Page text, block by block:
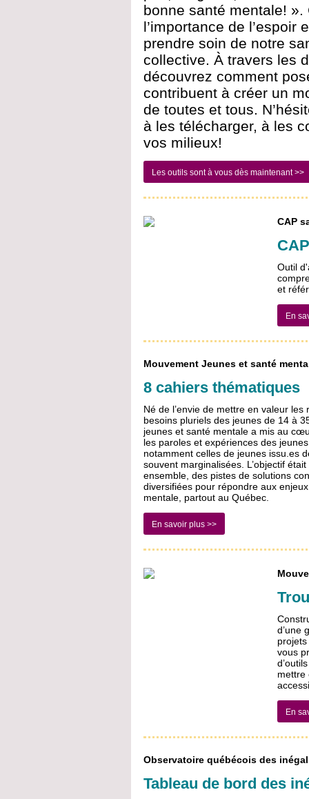
bonne santé mentale! ».
l’importance de l’espoir
prendre soin de notre
collective. À travers les
découvrez comment
contribuent à créer un
de toutes et tous.
à les télécharger, à les
vos milieux!
Les outils sont à vous dès maintenant >>
CAP
Outil
et
En
Mouvement Jeunes et santé
8 cahiers thématiques
Né de l’envie de mettre en valeur les
besoins pluriels des jeunes de 14 à
jeunes et santé mentale a mis au
les paroles et expériences des
notamment celles de jeunes issu.es
souvent marginalisées. L’objectif
ensemble, des pistes de solutions
diversifiées pour répondre aux
mentale, partout au Québec.
En savoir plus >>
d’une
vous
mettre
En
Observatoire québécois des
Tableau de bord des